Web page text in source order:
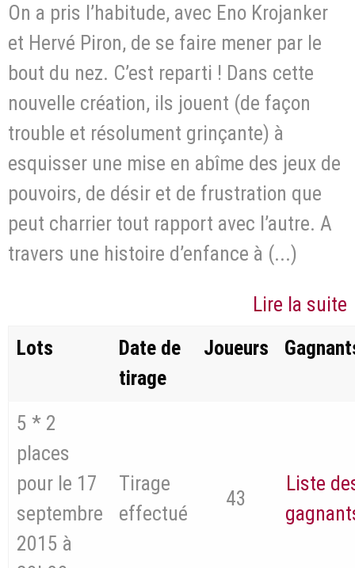
On a pris l’habitude, avec Eno Krojanker
et Hervé Piron, de se faire mener par le
bout du nez. C’est reparti ! Dans cette
nouvelle création, ils jouent (de façon
trouble et résolument grinçante) à
esquisser une mise en abîme des jeux de
pouvoirs, de désir et de frustration que
peut charrier tout rapport avec l’autre. A
travers une histoire d’enfance à (...)
Lire la suite
Lots
Date de
tirage
Joueurs
5 * 2
places
pour le 17
septembre
2015 à
Tirage
effectué
43
Liste